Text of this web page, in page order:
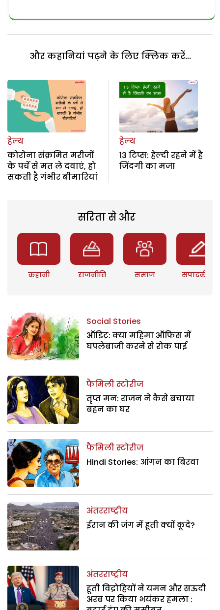
और कहानियां पढ़ने के लिए क्लिक करें...
हेल्थ
कोरोना संक्रमित मरीजों
के पर्चे से मत ले दवाएं, हो
सकती है गंभीर बीमारियां
हेल्थ
13 टिप्स: हेल्दी रहने में है
जिंदगी का मजा
सरिता से और
कहानी राजनीति समाज संपादकीय
Social Stories
ऑडिट: क्या महिमा ऑफिस में
घपलेबाजी करने से रोक पाई
फैमिली स्टोरीज
तृप्त मन: राजन ने कैसे बचाया
बहन का घर
फैमिली स्टोरीज
Hindi Stories: आंगन का बिरवा
अंतरराष्ट्रीय
ईरान की जंग में हूती क्यों कूदे?
अंतरराष्ट्रीय
हूती विद्रोहियों ने यमन और सऊदी
अरब पर किया भयंकर हमला :